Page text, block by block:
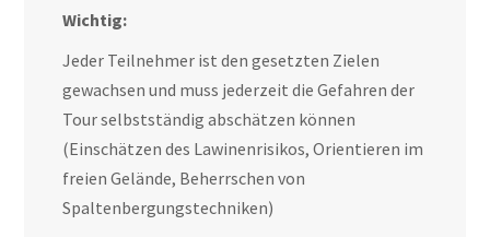
Wichtig:
Jeder Teilnehmer ist den gesetzten Zielen
gewachsen und muss jederzeit die Gefahren der
Tour selbstständig abschätzen können
(Einschätzen des Lawinenrisikos, Orientieren im
freien Gelände, Beherrschen von
Spaltenbergungstechniken)